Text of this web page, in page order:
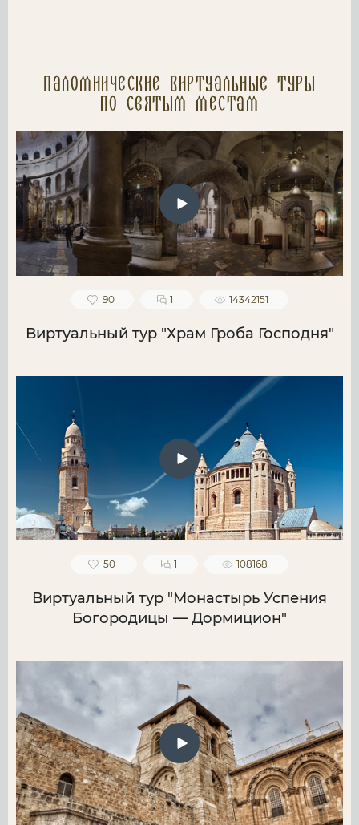
Паломнические Виртуальные туры
по святым местам
90 1 14342151
Виртуальный тур "Храм Гроба Господня"
50 1 108168
Виртуальный тур "Монастырь Успения
Богородицы — Дормицион"